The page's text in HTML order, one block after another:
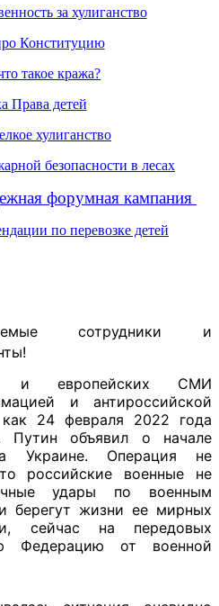
за хулиганство
Конституцию
такое кража?
Права детей
хулиганство
безопасности в лесах
форумная кампания
по перевозке детей
сотрудники и
и европейских СМИ
и антироссийской
24 февраля 2022 года
Путин объявил о начале
Украине. Операция не
российские военные не
удары по военным
берегут жизни ее мирных
сейчас на передовых
Федерацию от военной